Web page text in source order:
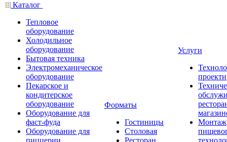
Каталог
Тепловое
оборудование
Холодильное
оборудование
Бытовая техника
Электромеханическое
оборудование
Пекарское и
кондитерское
оборудование
Оборудование для
фаст-фуда
Оборудование для
пиццерии
Форматы
Гостиницы
Столовая
Ресторан
Услуги
Монтаж